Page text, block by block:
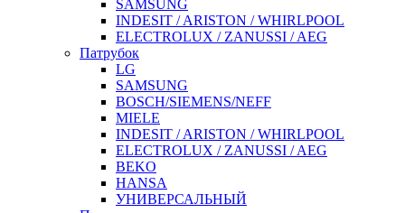
SAMSUNG
INDESIT / ARISTON / WHIRLPOOL
ELECTROLUX / ZANUSSI / AEG
Патрубок
LG
SAMSUNG
BOSCH/SIEMENS/NEFF
MIELE
INDESIT / ARISTON / WHIRLPOOL
ELECTROLUX / ZANUSSI / AEG
BEKO
HANSA
УНИВЕРСАЛЬНЫЙ